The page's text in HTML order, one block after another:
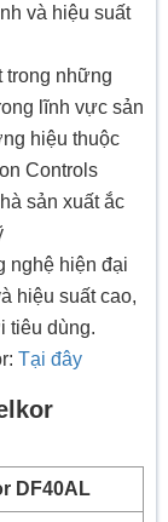
và hiệu suất
trong những
lĩnh vực sản
hiệu thuộc
Controls
sản xuất ắc
nghệ hiện đại
hiệu suất cao,
tiêu dùng.
Tại đây
DF40AL